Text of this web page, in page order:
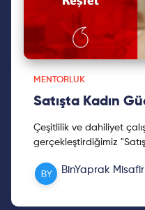
MENTORLUK
Satışta Kadın
Çeşitlilik ve dahiliyet
gerçekleştirdiğimiz
eşle...
BinYaprak